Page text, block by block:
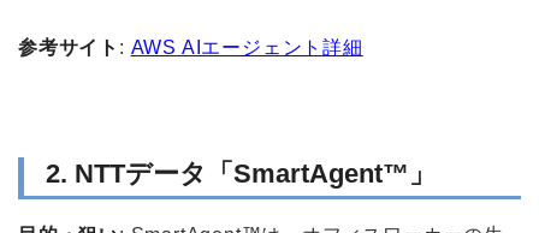
参考サイト : AWS AIエージェント詳細
2. NTTデータ「SmartAgent™」